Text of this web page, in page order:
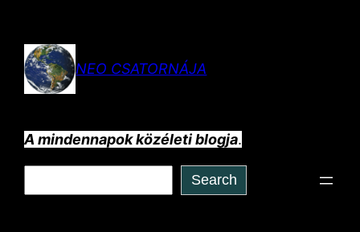
tartalomhozNEO CSATORNÁJA
A mindennapok közéleti blogja.
Search